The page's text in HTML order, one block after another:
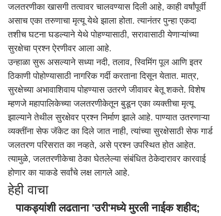
जलतरणीका खासगी तत्वावर चालवण्यास दिली आहे, काही वर्षांपूर्वी
असाच एका तरुणाचा मृत्यू येथे झाला होता. त्यानंतर पुन्हा एकदा
तशीच घटना घडल्याने येथे पोहण्यासाठी, सरावासाठी येणाऱ्यांच्या
सुरक्षेचा प्रश्न ऐरणीवर आला आहे.
उन्हाळा सुरू असल्याने सध्या नदी, तलाव, स्विमिंग पूल आणि इतर
ठिकाणी पोहोण्यासाठी नागरिक गर्दी करताना दिसून येतात. मात्र,
सुरक्षेच्या अभावाशिवाय पोहण्यास उतरणे जीवावर बेतू शकते. विशेष
म्हणजे महापालिकेच्या जलतरणीकेतून बुडून एका व्यक्तीचा मृत्यू
झाल्याने तेथील सुरक्षेवर प्रश्न निर्माण झाले आहे. पाण्यात उतरणाऱ्या
व्यक्तींना सेफ जॅकेट का दिले जात नाही, त्यांच्या सुरक्षेसाठी सेफ गार्ड
जलतरण परिसरात का नव्हते, असे प्रश्न उपस्थित होत आहेत.
त्यामुळे, जलतरणीकेचा ठेका घेतलेल्या संबंधित ठेकेदारावर कारवाई
होणार का याकडे सर्वांचे लक्ष लागले आहे.
हेही वाचा
पाकड्यांशी लढताना 'उरी'मध्ये मुरली नाईक शहीद;